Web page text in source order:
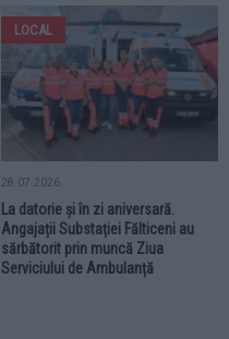
LOCAL
28.07.2026
La datorie și în zi aniversară.
Angajații Substației Fălticeni au
sărbătorit prin muncă Ziua
Serviciului de Ambulanță